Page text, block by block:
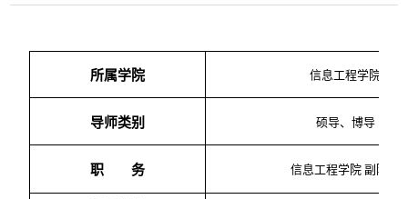
所属学院 信息工程学院
导师类别 硕导、博导
职 务 信息工程学院 副院长